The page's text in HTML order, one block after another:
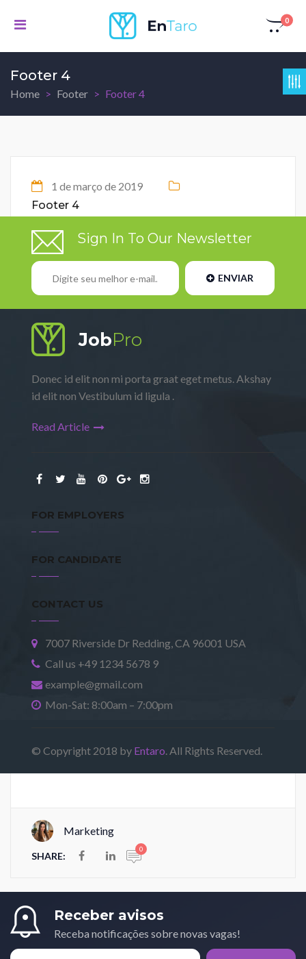
0
Footer 4
Home Footer Footer 4
1 de março de 2019
Footer 4
Sign In To Our Newsletter
ENVIAR
Donec id elit non mi porta graat eget metus. Akshay
id elit non Vestibulum id ligula .
Read Article
FOR EMPLOYERS
FOR CANDIDATE
CONTACT US
7007 Riverside Dr Redding, CA 96001 USA
Call us +49 1234 5678 9
example@gmail.com
Mon-Sat: 8:00am – 7:00pm
© Copyright 2018 by Entaro. All Rights Reserved.
Marketing
SHARE:
0
Receber avisos
Receba notificações sobre novas vagas!